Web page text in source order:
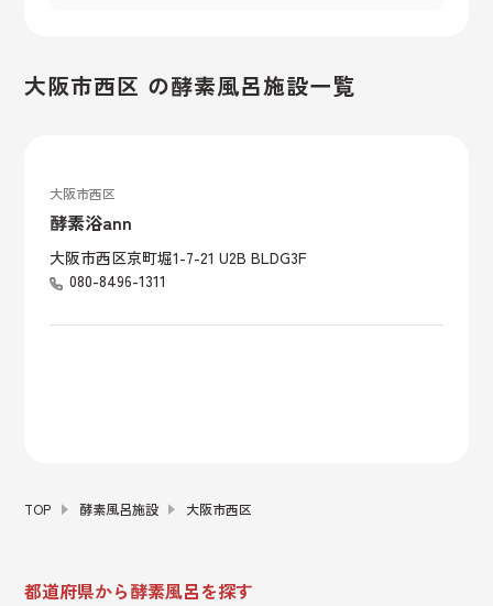
大阪市西区 の酵素風呂施設一覧
大阪市西区
酵素浴ann
大阪市西区京町堀1-7-21 U2B BLDG3F
080-8496-1311
TOP 酵素風呂施設 大阪市西区
都道府県から酵素風呂を探す